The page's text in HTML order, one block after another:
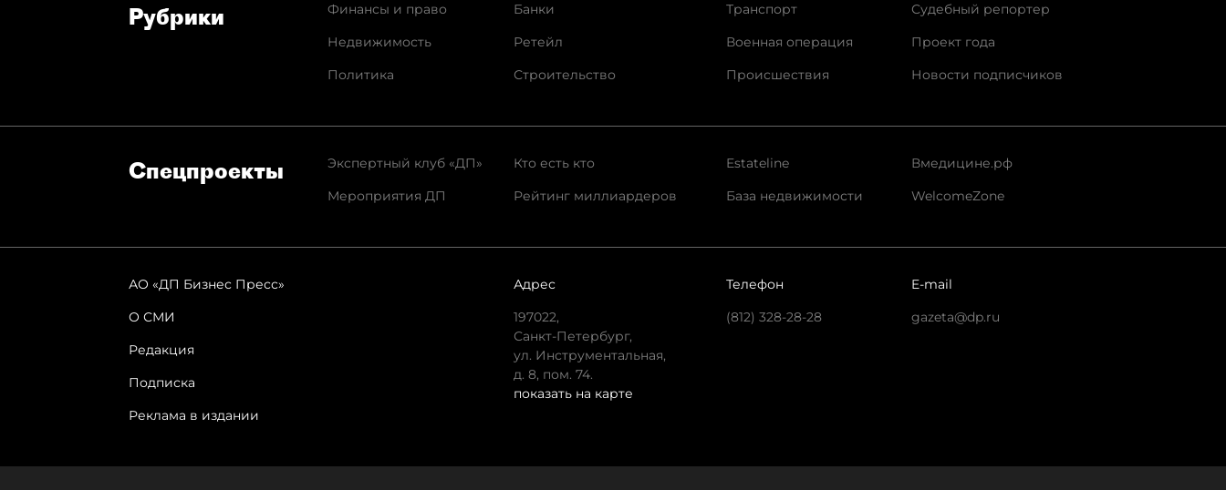
Рубрики
Финансы и право
Недвижимость
Политика
Банки
Ретейл
Строительство
Транспорт
Военная операция
Происшествия
Судебный репортер
Проект года
Новости подписчиков
Спец­проекты
Экспертный клуб «ДП»
Мероприятия ДП
Кто есть кто
Рейтинг миллиардеров
Estateline
База недвижимости
Вмедицине.рф
WelcomeZone
АО «ДП Бизнес Пресс»
О СМИ
Редакция
Подписка
Реклама в издании
Адрес
197022,
Санкт-Петербург,
ул. Инструментальная,
д. 8, пом. 74.
показать на карте
Телефон
(812) 328-28-28
E-mail
gazeta@dp.ru